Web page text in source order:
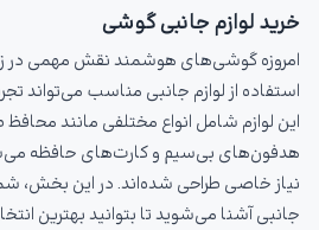
خرید لوازم جانبی گوشی
امروزه گوشی‌های هوشمند نقش مهمی در
استفاده از لوازم جانبی مناسب می‌تواند
این لوازم شامل انواع مختلفی مانند محافظ
هدفون‌های بی‌سیم و کارت‌های حافظه
نیاز خاصی طراحی شده‌اند. در این بخش،
جانبی آشنا می‌شوید تا بتوانید بهترین